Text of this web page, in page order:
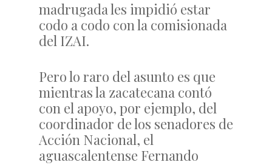
madrugada les impidió estar
codo a codo con la comisionada
del IZAI.
Pero lo raro del asunto es que
mientras la zacatecana contó
con el apoyo, por ejemplo, del
coordinador de los senadores de
Acción Nacional, el
aguascalentense Fernando